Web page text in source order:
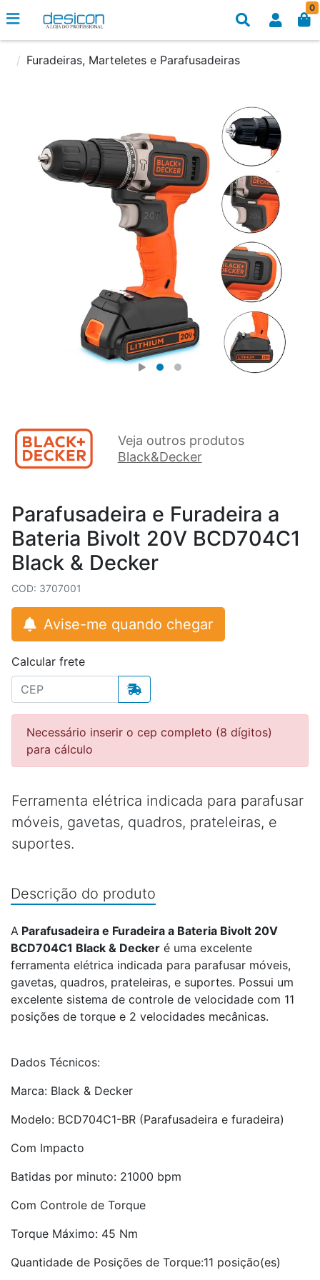
0
Furadeiras, Marteletes e Parafusadeiras
Veja outros produtos
Black&Decker
Parafusadeira e Furadeira a
Bateria Bivolt 20V BCD704C1
Black & Decker
COD: 3707001
Avise-me quando chegar
Calcular frete
Necessário inserir o cep completo (8 dígitos)
para cálculo
Ferramenta elétrica indicada para parafusar
móveis, gavetas, quadros, prateleiras, e
suportes.
Descrição do produto
A Parafusadeira e Furadeira a Bateria Bivolt 20V
BCD704C1 Black & Decker é uma excelente
ferramenta elétrica indicada para parafusar móveis,
gavetas, quadros, prateleiras, e suportes. Possui um
excelente sistema de controle de velocidade com 11
posições de torque e 2 velocidades mecânicas.
Dados Técnicos:
Marca: Black & Decker
Modelo: BCD704C1-BR (Parafusadeira e furadeira)
Com Impacto
Batidas por minuto: 21000 bpm
Com Controle de Torque
Torque Máximo: 45 Nm
Quantidade de Posições de Torque:11 posição(es)